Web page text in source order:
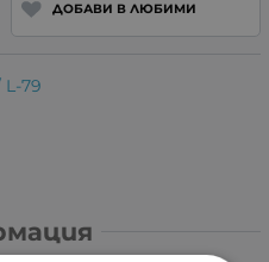
ДОБАВИ В ЛЮБИМИ
79